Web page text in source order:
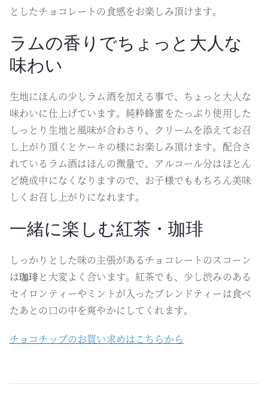
としたチョコレートの食感をお楽しみ頂けます。
ラムの香りでちょっと大人な
味わい
生地にほんの少しラム酒を加える事で、ちょっと大人な
味わいに仕上げています。純粋蜂蜜をたっぷり使用した
しっとり生地と風味が合わさり、クリームを添えてお召
し上がり頂くとケーキの様にお楽しみ頂けます。配合さ
れているラム酒はほんの微量で、アルコール分はほとん
ど焼成中になくなりますので、お子様でももちろん美味
しくお召し上がりになれます。
一緒に楽しむ紅茶・珈琲
しっかりとした味の主張があるチョコレートのスコーン
は珈琲と大変よく合います。紅茶でも、少し渋みのある
セイロンティーやミントが入ったブレンドティーは食べ
たあとの口の中を爽やかにしてくれます。
チョコチップのお買い求めはこちらから